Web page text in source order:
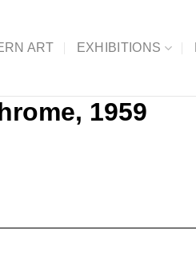
ART EXHIBITIONS
1959